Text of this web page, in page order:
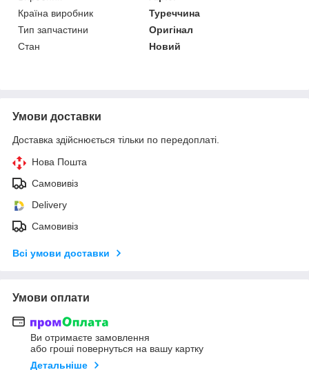
Країна виробник
Туреччина
Тип запчастини
Оригінал
Стан
Новий
Умови доставки
Доставка здійснюється тільки по передоплаті.
Нова Пошта
Самовивіз
Delivery
Самовивіз
Всі умови доставки
Умови оплати
Ви отримаєте замовлення
або гроші повернуться на вашу картку
Детальніше